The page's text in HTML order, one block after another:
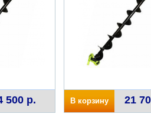
500 р. В корзину 21